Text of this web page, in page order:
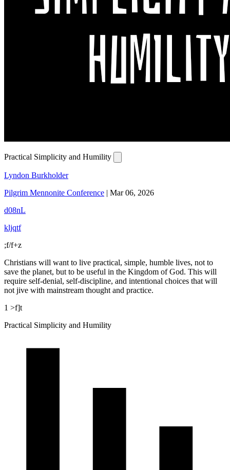
Practical Simplicity and Humility
Lyndon Burkholder
Pilgrim Mennonite Conference | Mar 06, 2026
d08nL
kljqtf
;f/f+z
Christians will want to live practical, simple, humble lives, not to
save the planet, but to be useful in the Kingdom of God. This will
require self-denial, self-discipline, and intentional choices that will
not jive with mainstream thought and practice.
1 >f]t
Practical Simplicity and Humility